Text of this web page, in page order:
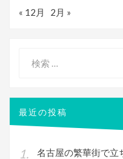
« 12月 2月 »
象:
最近の投稿
名古屋の繁華街で立